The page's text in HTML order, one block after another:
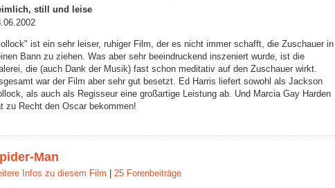
still und leise
ist ein sehr leiser, ruhiger Film, der es nicht immer schafft, die Zuschauer in
Bann zu ziehen. Was aber sehr beeindruckend inszeniert wurde, ist die
die (auch Dank der Musik) fast schon meditativ auf den Zuschauer wirkt.
war der Film aber sehr gut besetzt. Ed Harris liefert sowohl als Jackson
als auch als Regisseur eine großartige Leistung ab. Und Marcia Gay Harden
zu Recht den Oscar bekommen!
Man
Infos zu diesem Film 25 Forenbeiträge